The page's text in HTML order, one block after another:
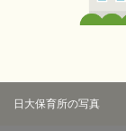
日大保育所の写真